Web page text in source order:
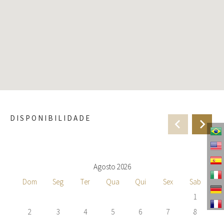
DISPONIBILIDADE
Agosto 2026
Dom
Seg Ter Qua Qui Sex
Sab
1
2
3 4 5 6 7
8